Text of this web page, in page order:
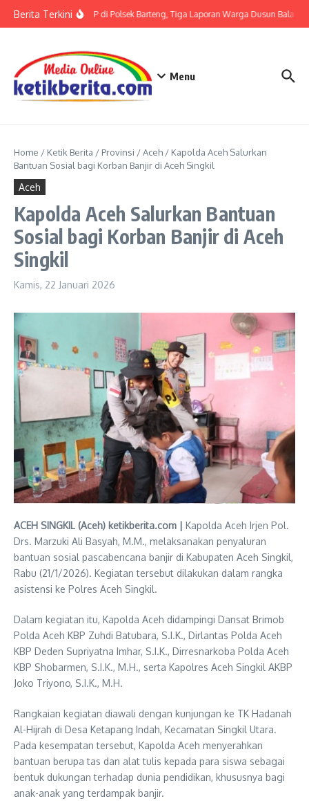
Berita TerkiniTerkait LP di Polsek Barteng, Tiga Laporan Warga Dusun Balaka
Menu
Home / Ketik Berita / Provinsi /Aceh / Kapolda Aceh Salurkan
Bantuan Sosial bagi Korban Banjir di Aceh Singkil
Aceh
Kapolda Aceh Salurkan Bantuan
Sosial bagi Korban Banjir di Aceh
Singkil
Kamis, 22 Januari 2026
ACEH SINGKIL (Aceh) ketikberita.com | Kapolda Aceh Irjen Pol.
Drs. Marzuki Ali Basyah, M.M., melaksanakan penyaluran
bantuan sosial pascabencana banjir di Kabupaten Aceh Singkil,
Rabu (21/1/2026). Kegiatan tersebut dilakukan dalam rangka
asistensi ke Polres Aceh Singkil.
Dalam kegiatan itu, Kapolda Aceh didampingi Dansat Brimob
Polda Aceh KBP Zuhdi Batubara, S.I.K., Dirlantas Polda Aceh
KBP Deden Supriyatna Imhar, S.I.K., Dirresnarkoba Polda Aceh
KBP Shobarmen, S.I.K., M.H., serta Kapolres Aceh Singkil AKBP
Joko Triyono, S.I.K., M.H.
Rangkaian kegiatan diawali dengan kunjungan ke TK Hadanah
Al-Hijrah di Desa Ketapang Indah, Kecamatan Singkil Utara.
Pada kesempatan tersebut, Kapolda Aceh menyerahkan
bantuan berupa tas dan alat tulis kepada para siswa sebagai
bentuk dukungan terhadap dunia pendidikan, khususnya bagi
anak-anak yang terdampak banjir.